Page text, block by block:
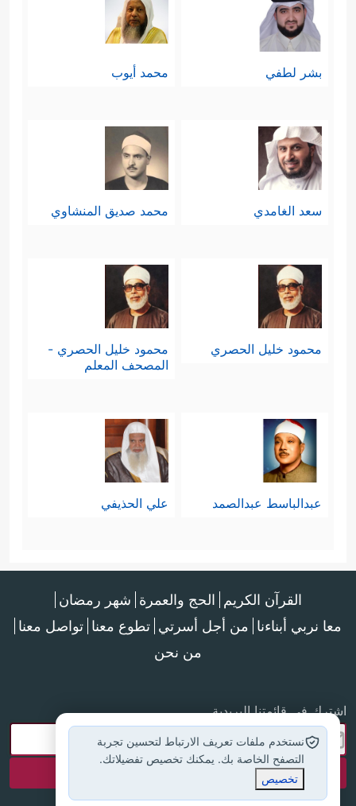
بشر لطفي محمد أيوب
سعد الغامدي محمد صديق المنشاوي
محمود خليل الحصري
محمود خليل الحصري -
المصحف المعلم
عبدالباسط عبدالصمد علي الحذيفي
القرآن الكريم الحج والعمرة شهر رمضان
معا نربي أبناءنا من أجل أسرتي تطوع معنا تواصل معنا
من نحن
اشترك في قائمتنا البريدية
نستخدم ملفات تعريف الارتباط لتحسين تجربة
التصفح الخاصة بك. يمكنك تخصيص تفضيلاتك.
تخصيص